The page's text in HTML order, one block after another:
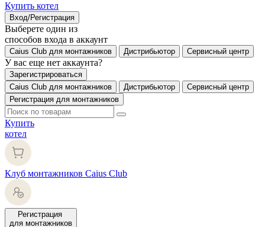
Купить котел
Вход/Регистрация
Выберете один из
способов входа в аккаунт
Caius Club для монтажников Дистрибьютор Сервисный центр
У вас еще нет аккаунта?
Зарегистрироваться
Caius Club для монтажников
Дистрибьютор
Сервисный центр
Регистрация для монтажников
Купить
котел
Клуб монтажников Caius Club
Регистрация
для монтажников